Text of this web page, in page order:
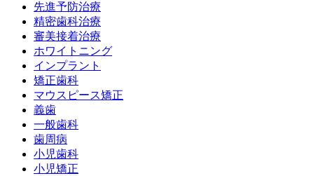
先進予防治療
精密歯科治療
審美接着治療
ホワイトニング
インプラント
矯正歯科
マウスピース矯正
義歯
一般歯科
歯周病
小児歯科
小児矯正